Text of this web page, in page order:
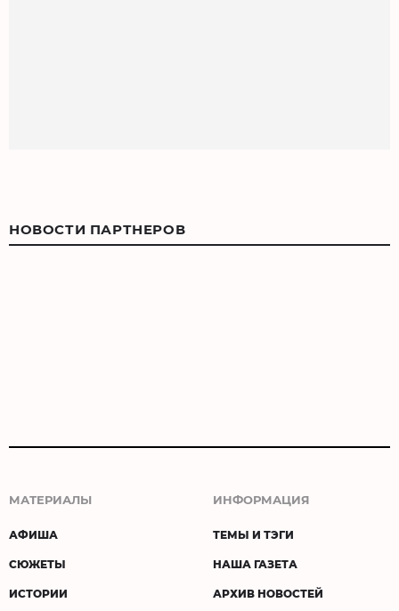
НОВОСТИ ПАРТНЕРОВ
МАТЕРИАЛЫ
АФИША
СЮЖЕТЫ
ИСТОРИИ
ИНФОРМАЦИЯ
ТЕМЫ И ТЭГИ
НАША ГАЗЕТА
АРХИВ НОВОСТЕЙ